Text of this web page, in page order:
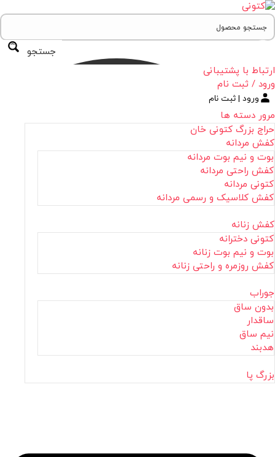
جستجو
ارتباط با پشتیبانی
ورود / ثبت نام
ورود | ثبت نام
مرور دسته ها
حراج بزرگ کتونی خان
کفش مردانه
بوت و نیم بوت مردانه
کفش راحتی مردانه
کتونی مردانه
کفش کلاسیک و رسمی مردانه
کفش زنانه
کتونی دخترانه
بوت و نیم بوت زنانه
کفش روزمره و راحتی زنانه
جوراب
بدون ساق
ساقدار
نیم ساق
هدبند
بزرگ پا